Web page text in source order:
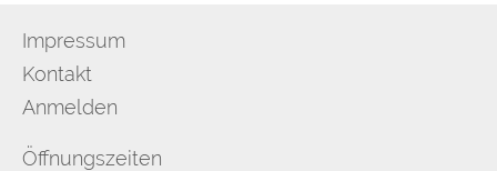
Impressum
Kontakt
Anmelden
Öffnungszeiten